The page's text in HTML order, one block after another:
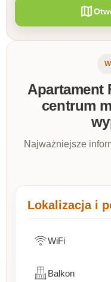
map
Apartament
centrum
Najważniejsze
Lokalizacja i
WiFi
Balkon